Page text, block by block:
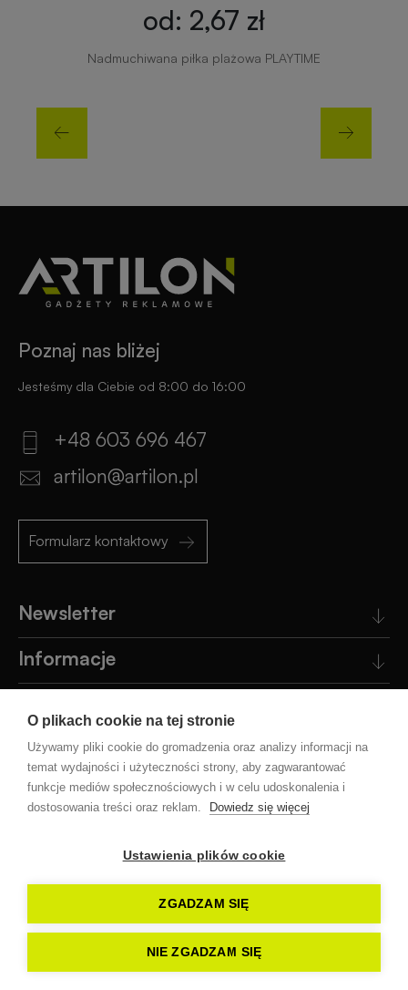
O plikach cookie na tej stronie
Używamy pliki cookie do gromadzenia oraz analizy informacji na
temat wydajności i użyteczności strony, aby zagwarantować
funkcje mediów społecznościowych i w celu udoskonalenia i
dostosowania treści oraz reklam.
Dowiedz się więcej
Ustawienia plików cookie
ZGADZAM SIĘ
NIE ZGADZAM SIĘ
od: 2,67 zł
Nadmuchiwana piłka plażowa PLAYTIME
Poznaj nas bliżej
Jesteśmy dla Ciebie od 8:00 do 16:00
+48 603 696 467
artilon@artilon.pl
Formularz kontaktowy
Newsletter
Informacje
Pomoc
Blog
Artilon © 2023 Wszystkie prawa zastrzeżone